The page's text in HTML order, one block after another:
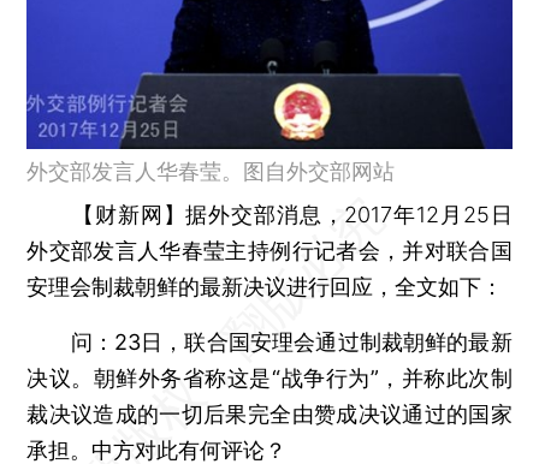
外交部发言人华春莹。图自外交部网站
【财新网】据外交部消息，2017年12月25日
外交部发言人华春莹主持例行记者会，并对联合国
安理会制裁朝鲜的最新决议进行回应，全文如下：
问：23日，联合国安理会通过制裁朝鲜的最新
决议。朝鲜外务省称这是“战争行为”，并称此次制
裁决议造成的一切后果完全由赞成决议通过的国家
承担。中方对此有何评论？